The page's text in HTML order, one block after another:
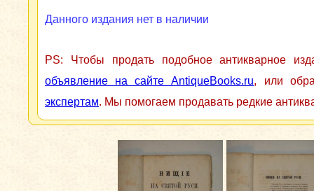
Данного издания нет в наличии
PS: Чтобы продать подобное антикварное
объявление на сайте AntiqueBooks.ru, или
экспертам. Мы помогаем продавать редкие